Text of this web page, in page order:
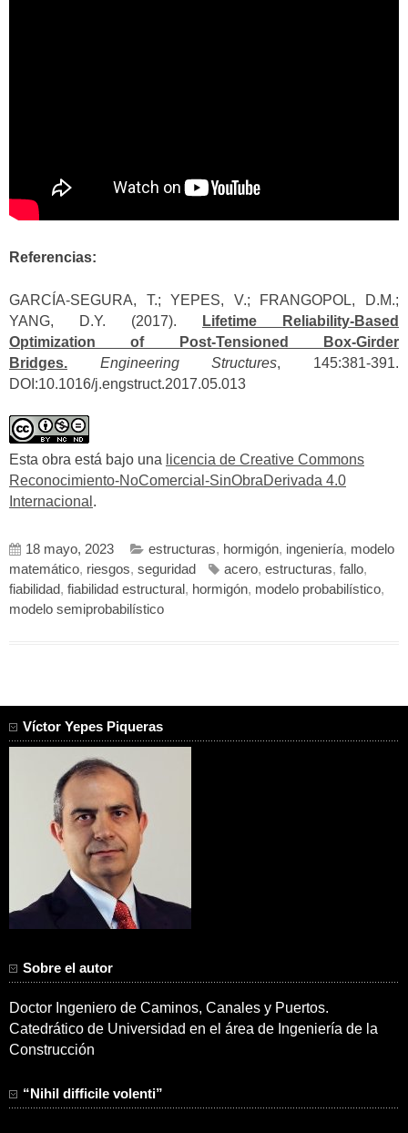
Referencias:
GARCÍA-SEGURA, T.; YEPES, V.; FRANGOPOL, D.M.;
YANG, D.Y. (2017).
Lifetime Reliability-Based
Optimization of Post-Tensioned Box-Girder
Bridges.
Engineering Structures, 145:381-391.
DOI:10.1016/j.engstruct.2017.05.013
Esta obra está bajo una licencia de Creative Commons
Reconocimiento-NoComercial-SinObraDerivada 4.0
Internacional .
18 mayo, 2023 estructuras, hormigón, ingeniería, modelo
matemático, riesgos, seguridad acero, estructuras, fallo,
fiabilidad, fiabilidad estructural, hormigón, modelo probabilístico,
modelo semiprobabilístico
Víctor Yepes Piqueras
Sobre el autor
Doctor Ingeniero de Caminos, Canales y Puertos.
Catedrático de Universidad en el área de Ingeniería de la
Construcción
“Nihil difficile volenti”